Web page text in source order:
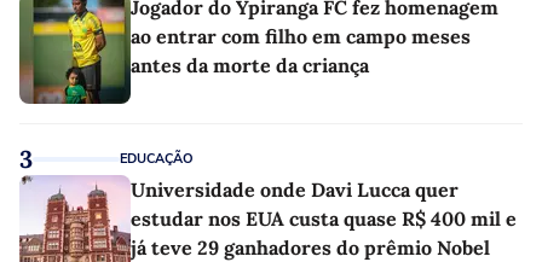
Jogador do Ypiranga FC fez homenagem
ao entrar com filho em campo meses
antes da morte da criança
3 EDUCAÇÃO
Universidade onde Davi Lucca quer
estudar nos EUA custa quase R$ 400 mil e
já teve 29 ganhadores do prêmio Nobel